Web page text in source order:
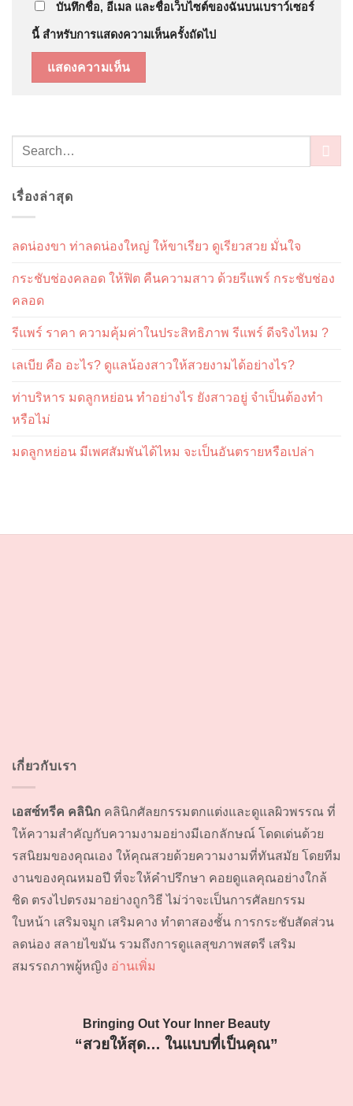
บันทึกชื่อ, อีเมล และชื่อเว็บไซต์ของฉันบนเบราว์เซอร์
นี้ สำหรับการแสดงความเห็นครั้งถัดไป
เรื่องล่าสุด
ลดน่องขา ท่าลดน่องใหญ่ ให้ขาเรียว ดูเรียวสวย มั่นใจ
กระชับช่องคลอด ให้ฟิต คืนความสาว ด้วยรีแพร์ กระชับช่อง
คลอด
รีแพร์ ราคา ความคุ้มค่าในประสิทธิภาพ รีแพร์ ดีจริงไหม ?
เลเบีย คือ อะไร? ดูแลน้องสาวให้สวยงามได้อย่างไร?
ท่าบริหาร มดลูกหย่อน ทำอย่างไร ยังสาวอยู่ จำเป็นต้องทำ
หรือไม่
มดลูกหย่อน มีเพศสัมพันได้ไหม จะเป็นอันตรายหรือเปล่า
เกี่ยวกับเรา
เอสซ์ทรีค คลินิก คลินิกศัลยกรรมตกแต่งและดูแลผิวพรรณ ที่
ให้ความสำคัญกับความงามอย่างมีเอกลักษณ์ โดดเด่นด้วย
รสนิยมของคุณเอง ให้คุณสวยด้วยความงามที่ทันสมัย โดยทีม
งานของคุณหมอปี ที่จะให้คำปรึกษา คอยดูแลคุณอย่างใกล้
ชิด ตรงไปตรงมาอย่างถูกวิธี ไม่ว่าจะเป็นการศัลยกรรม
ใบหน้า เสริมจมูก เสริมคาง ทำตาสองชั้น การกระชับสัดส่วน
ลดน่อง สลายไขมัน รวมถึงการดูแลสุขภาพสตรี เสริม
สมรรถภาพผู้หญิง อ่านเพิ่ม
Bringing Out Your Inner Beauty
“สวยให้สุด… ในแบบที่เป็นคุณ”